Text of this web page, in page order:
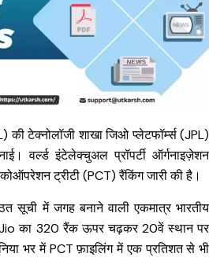
की टेक्नोलॉजी शाखा जिओ प्लेटफॉर्म्स (JPL)
वर्ल्ड इंटेलेक्चुअल प्रॉपर्टी ऑर्गनाइज़ेशन
ट्रीटी (PCT) रैंकिंग जारी की है।
सूची में जगह बनाने वाली एकमात्र भारतीय
का 320 रैंक ऊपर चढ़कर 20वें स्थान पर
भर में PCT फ़ाइलिंग में एक प्रतिशत से भी